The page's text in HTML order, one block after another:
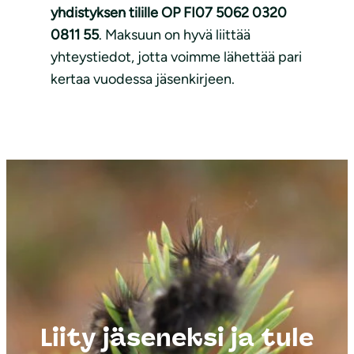
yhdistyksen tilille OP FI07 5062 0320
0811 55. Maksuun on hyvä liittää
yhteystiedot, jotta voimme lähettää pari
kertaa vuodessa jäsenkirjeen.
Liity jäseneksi ja tule